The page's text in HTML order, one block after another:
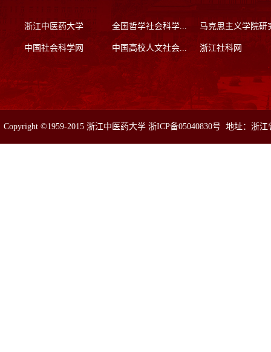
浙江中医药大学 全国哲学社会科学... 马克思主义学院研
中国社会科学网 中国高校人文社会... 浙江社科网
Copyright ©1959-2015 浙江中医药大学 浙ICP备05040830号 地址：浙